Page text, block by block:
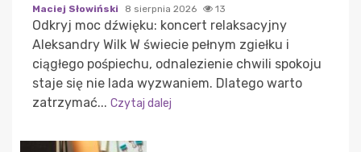
Maciej Słowiński 8 sierpnia 2026 13
Odkryj moc dźwięku: koncert relaksacyjny
Aleksandry Wilk W świecie pełnym zgiełku i
ciągłego pośpiechu, odnalezienie chwili spokoju
staje się nie lada wyzwaniem. Dlatego warto
zatrzymać... Czytaj dalej